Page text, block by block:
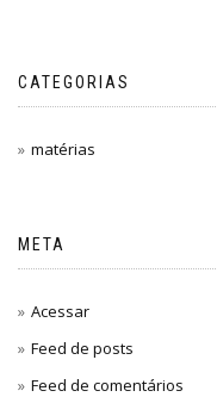
CATEGORIAS
matérias
META
Acessar
Feed de posts
Feed de comentários